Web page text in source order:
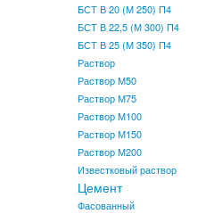
БСТ В 20 (М 250) П4
БСТ В 22,5 (М 300) П4
БСТ В 25 (М 350) П4
Раствор
Раствор М50
Раствор М75
Раствор М100
Раствор М150
Раствор М200
Известковый раствор
Цемент
Фасованный